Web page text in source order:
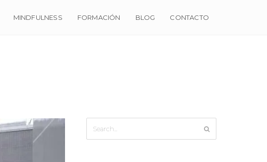
MINDFULNESS FORMACIÓN BLOG CONTACTO